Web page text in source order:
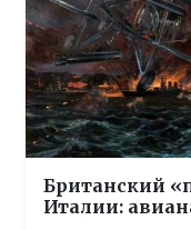
Британский
Италии: